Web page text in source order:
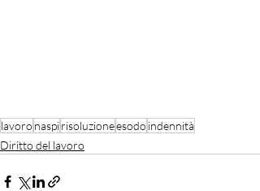
lavoro naspirisoluzioneesodo indennità
Diritto del lavoro